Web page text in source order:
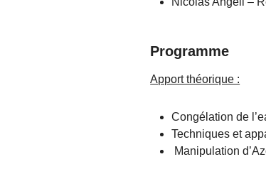
Programme
Apport théorique :
Congélation de
Techniques et
Manipulation